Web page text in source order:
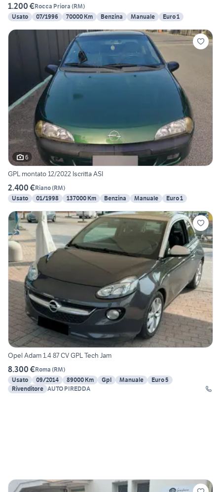
1.200 €Rocca Priora (RM)
Usato
07/1996 70000 Km Benzina Manuale Euro 1
6
GPL montato 12/2022 Iscritta ASI
2.400 €Riano(RM)
Usato
01/1998 137000 Km Benzina Manuale Euro 1
Opel Adam 1.4 87 CV GPL Tech Jam
8.300 €Roma (RM)
Usato
09/2014 89000 Km Gpl Manuale
Euro 5
Rivenditore AUTO PIREDDA